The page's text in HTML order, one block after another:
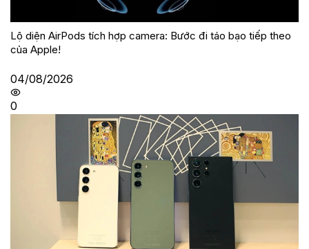
Lộ diện AirPods tích hợp camera: Bước đi táo bạo tiếp theo
của Apple!
04/08/2026
0